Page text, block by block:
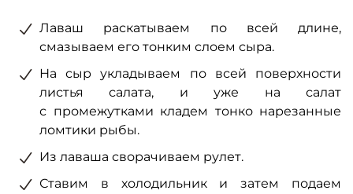
Лаваш раскатываем по всей длине,
смазываем его тонким слоем сыра.
На сыр укладываем по всей поверхности
листья салата, и уже на салат
с промежутками кладем тонко нарезанные
ломтики рыбы.
Из лаваша сворачиваем рулет.
Ставим в холодильник и затем подаем